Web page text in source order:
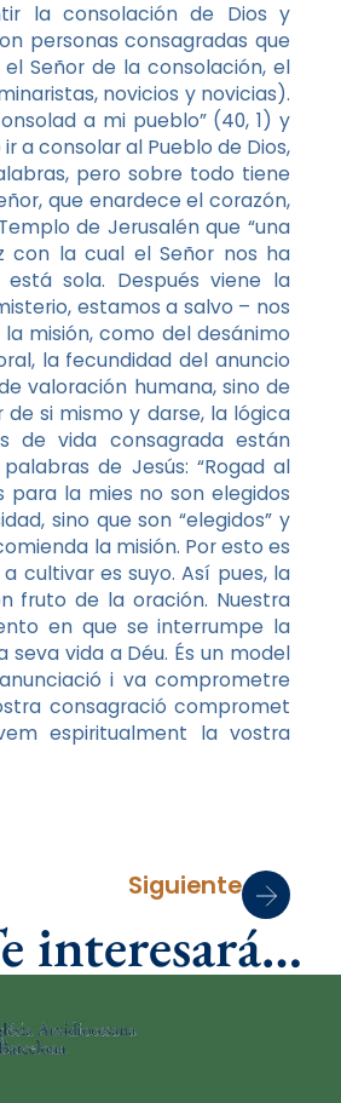
la consolación de Dios y
personas consagradas que
Señor de la consolación, el
novicios y novicias).
a mi pueblo” (40, 1) y
a consolar al Pueblo de Dios,
pero sobre todo tiene
que enardece el corazón,
de Jerusalén que “una
con la cual el Señor nos ha
sola. Después viene la
estamos a salvo – nos
misión, como del desánimo
la fecundidad del anuncio
valoración humana, sino de
si mismo y darse, la lógica
de vida consagrada están
de Jesús: “Rogad al
para la mies no son elegidos
sino que son “elegidos” y
la misión. Por esto es
cultivar es suyo. Así pues, la
fruto de la oración. Nuestra
en que se interrumpe la
vida a Déu. És un model
i va comprometre
consagració compromet
espiritualment la vostra
Siguiente
interesará…